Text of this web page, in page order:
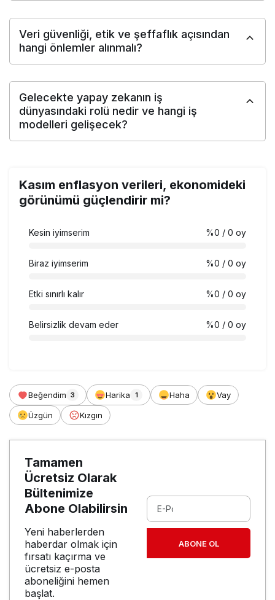
Veri güvenliği, etik ve şeffaflık açısından
hangi önlemler alınmalı?
Gelecekte yapay zekanın iş
dünyasındaki rolü nedir ve hangi iş
modelleri gelişecek?
Kasım enflasyon verileri, ekonomideki
görünümü güçlendirir mi?
Kesin iyimserim %0 / 0 oy
Biraz iyimserim %0 / 0 oy
Etki sınırlı kalır %0 / 0 oy
Belirsizlik devam eder %0 / 0 oy
Beğendim 3 Harika 1 Haha Vay
Üzgün Kızgın
Tamamen
Ücretsiz Olarak
Bültenimize
Abone Olabilirsin
Yeni haberlerden
haberdar olmak için
fırsatı kaçırma ve
ücretsiz e-posta
aboneliğini hemen
başlat.
ABONE OL